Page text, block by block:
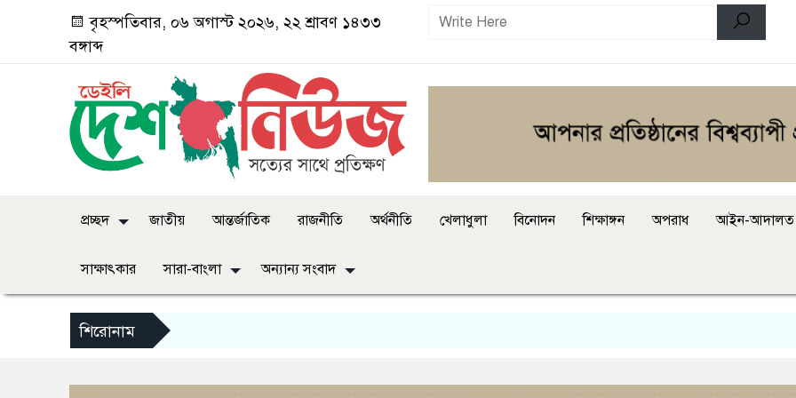
বৃহস্পতিবার, ০৬ অগাস্ট ২০২৬, ২২ শ্রাবণ ১৪৩৩
বঙ্গাব্দ
প্রচ্ছদ জাতীয় আন্তর্জাতিক রাজনীতি অর্থনীতি খেলাধুলা বিনোদন শিক্ষাঙ্গন অপরাধ আইন-আদালত
সাক্ষাৎকার সারা-বাংলা অন্যান্য সংবাদ
শিরোনাম